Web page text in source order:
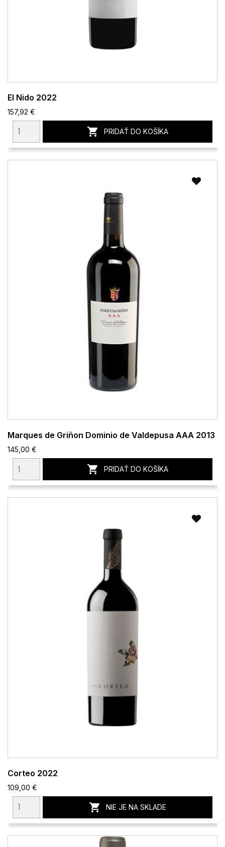
El Nido 2022
157,92 €
 PRIDAŤ DO KOŠÍKA
Marques de Griñon Dominio de Valdepusa AAA 2013
145,00 €
 PRIDAŤ DO KOŠÍKA
Corteo 2022
109,00 €
 NIE JE NA SKLADE